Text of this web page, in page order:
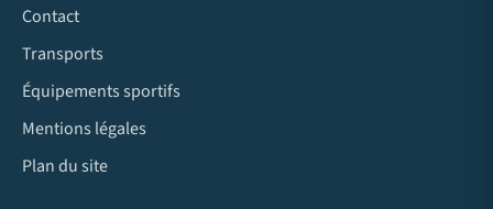
Contact
Transports
Équipements sportifs
Mentions légales
Plan du site